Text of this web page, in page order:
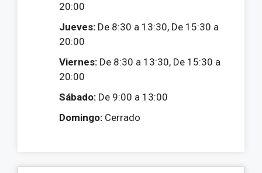
20:00
Jueves: De 8:30 a 13:30, De 15:30 a
20:00
Viernes: De 8:30 a 13:30, De 15:30 a
20:00
Sábado: De 9:00 a 13:00
Domingo: Cerrado